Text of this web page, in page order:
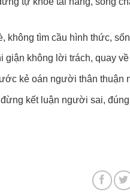
không tìm cầu hình thức,
giận không lời trách, quay
kẻ oán người thân
kết luận người sai,